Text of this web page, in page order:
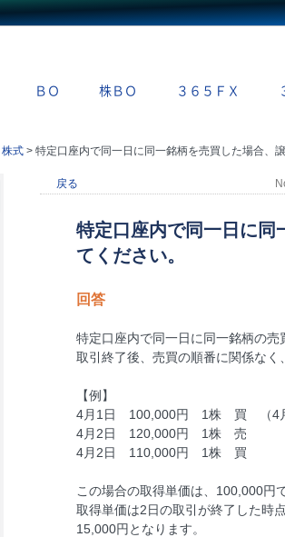
ＢＯ 株ＢＯ ３６５ＦＸ
株式 > 特定口座内で同一日に同一銘柄を売買した場合、
戻る
特定口座内で同一日に同
てください。
回答
特定口座内で同一日に同一銘柄の
取引終了後、売買の順番に関係なく
【例】
4月1日 100,000円 1株 買 （4月1
4月2日 120,000円 1株 売
4月2日 110,000円 1株 買
この場合の取得単価は、100,000円
取得単価は2日の取引が終了した時
15,000円となります。